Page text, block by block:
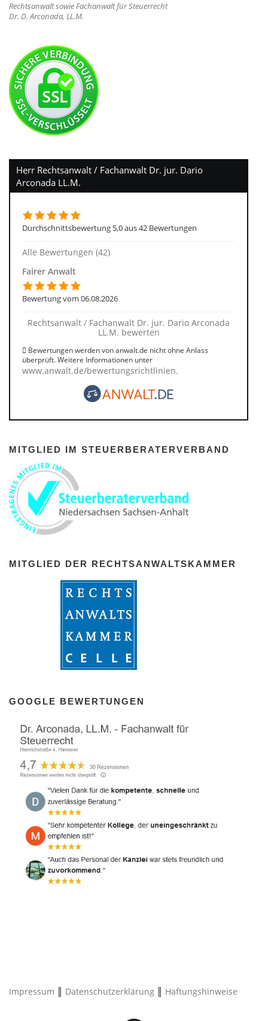
Rechtsanwalt sowie Fachanwalt für Steuerrecht
Dr. D. Arconada, LL.M.
Herr Rechtsanwalt / Fachanwalt Dr. jur. Dario
Arconada LL.M.
Durchschnittsbewertung 5,0 aus 42 Bewertungen
Alle Bewertungen (42)
Fairer Anwalt
Bewertung vom 06.08.2026
Rechtsanwalt / Fachanwalt Dr. jur. Dario Arconada
LL.M. bewerten
Bewertungen werden von anwalt.de nicht ohne Anlass
überprüft. Weitere Informationen unter
www.anwalt.de/bewertungsrichtlinien.
MITGLIED IM STEUERBERATERVERBAND
MITGLIED DER RECHTSANWALTSKAMMER
GOOGLE BEWERTUNGEN
Impressum Datenschutzerklärung Haftungshinweise